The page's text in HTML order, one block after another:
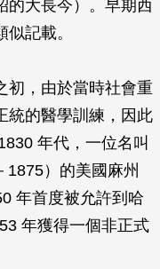
的大長今）。早期西
記載。
初，由於當時社會重
統的醫學訓練，因此
年代，一位名叫
）的美國麻州
年首度被允許到哈
年獲得一個非正式